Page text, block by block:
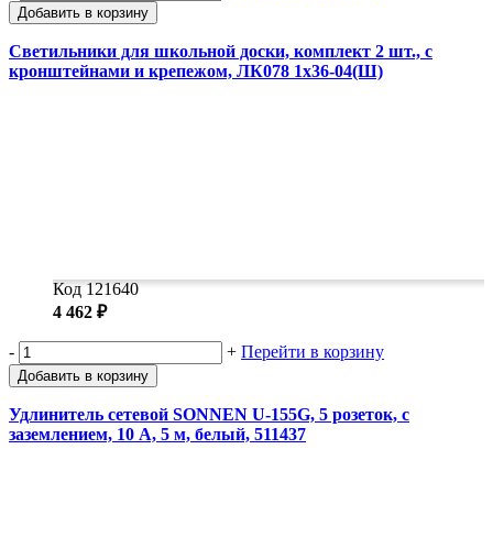
Добавить в корзину
Светильники для школьной доски, комплект 2 шт., с
кронштейнами и крепежом, ЛК078 1х36-04(Ш)
Код 121640
4 462 ₽
- + Перейти в корзину
Добавить в корзину
Удлинитель сетевой SONNEN U-155G, 5 розеток, c
заземлением, 10 А, 5 м, белый, 511437